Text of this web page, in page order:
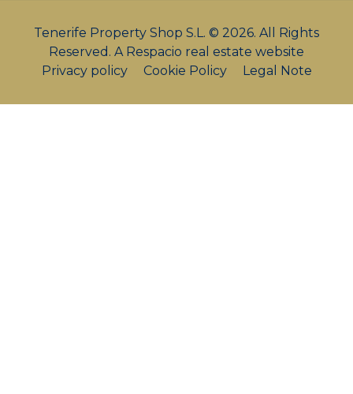
Tenerife Property Shop S.L. © 2026. All Rights
Reserved. A Respacio real estate website
Privacy policy
Cookie Policy Legal Note